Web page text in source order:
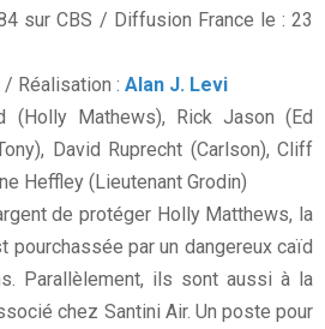
sur CBS / Diffusion France le : 23
Réalisation : Alan J. Levi
(Holly Mathews), Rick Jason (Ed
David Ruprecht (Carlson), Cliff
Heffley (Lieutenant Grodin)
de protéger Holly Matthews, la
pourchassée par un dangereux caïd
Parallèlement, ils sont aussi à la
chez Santini Air. Un poste pour